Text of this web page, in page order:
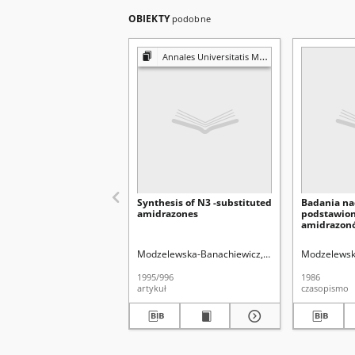
OBIEKTY podobne
Annales Universitatis Mariae Curie-Skłodowska. Sectio AA, Chemia
Synthesis of N3 -substituted
amidrazones
Modzelewska-Banachiewicz, Bożena Pyra,
1995/996
artykuł
Badania
Cz. 2 =
1986
czasopismo